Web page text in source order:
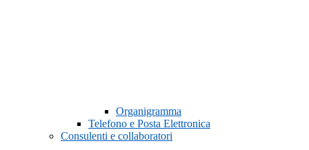
Organigramma
Telefono e Posta Elettronica
Consulenti e collaboratori